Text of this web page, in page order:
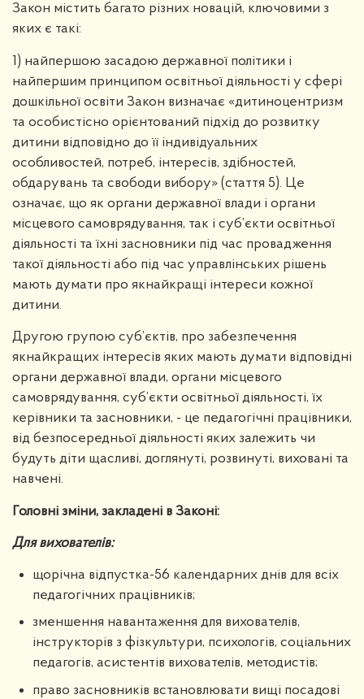
Закон містить багато різних новацій, ключовими з
яких є такі:
1) найпершою засадою державної політики і
найпершим принципом освітньої діяльності у сфері
дошкільної освіти Закон визначає «дитиноцентризм
та особистісно орієнтований підхід до розвитку
дитини відповідно до її індивідуальних
особливостей, потреб, інтересів, здібностей,
обдарувань та свободи вибору» (стаття 5). Це
означає, що як органи державної влади і органи
місцевого самоврядування, так і суб’єкти освітньої
діяльності та їхні засновники під час провадження
такої діяльності або під час управлінських рішень
мають думати про якнайкращі інтереси кожної
дитини.
Другою групою суб’єктів, про забезпечення
якнайкращих інтересів яких мають думати відповідні
органи державної влади, органи місцевого
самоврядування, суб’єкти освітньої діяльності, їх
керівники та засновники, - це педагогічні працівники,
від безпосередньої діяльності яких залежить чи
будуть діти щасливі, доглянуті, розвинуті, виховані та
навчені.
Головні зміни, закладені в Законі:
Для вихователів:
щорічна відпустка-56 календарних днів для всіх
педагогічних працівників;
зменшення навантаження для вихователів,
інструкторів з фізкультури, психологів, соціальних
педагогів, асистентів вихователів, методистів;
право засновників встановлювати вищі посадові